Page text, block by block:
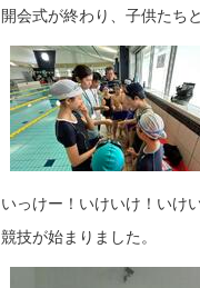
開会式が終わり、子供たち
いっけー！いけいけ！いけ
競技が始まりました。